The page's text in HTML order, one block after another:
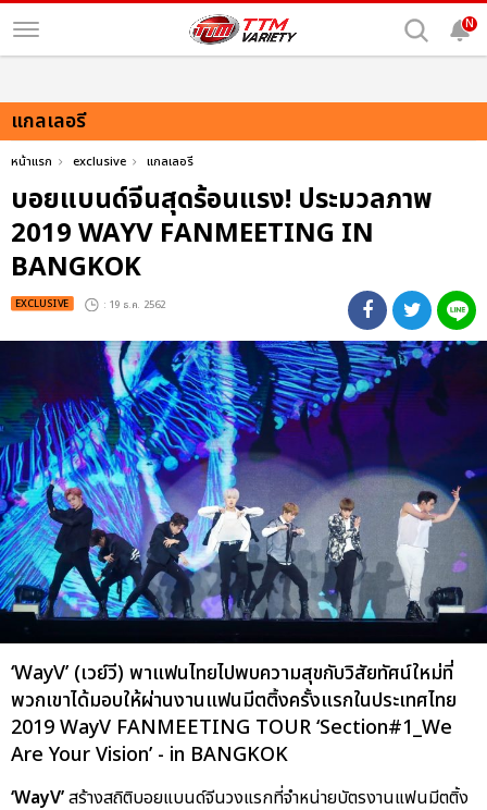
N
แกลเลอรี
หน้าแรก exclusive แกลเลอรี
บอยแบนด์จีนสุดร้อนแรง! ประมวลภาพ
2019 WAYV FANMEETING IN
BANGKOK
EXCLUSIVE : 19 ธ.ค. 2562
‘WayV’ (เวย์วี) พาแฟนไทยไปพบความสุขกับวิสัยทัศน์ใหม่ที่
พวกเขาได้มอบให้ผ่านงานแฟนมีตติ้งครั้งแรกในประเทศไทย
2019 WayV FANMEETING TOUR ‘Section#1_We
Are Your Vision’ - in BANGKOK
‘WayV’สร้างสถิติบอยแบนด์จีนวงแรกที่จำหน่ายบัตรงานแฟนมีตติ้ง